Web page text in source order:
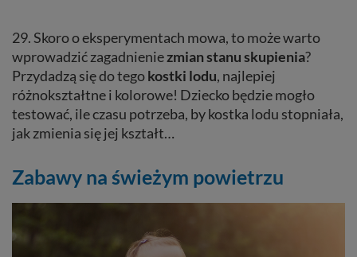
29. Skoro o eksperymentach mowa, to może warto
wprowadzić zagadnieniezmianstanuskupienia?
Przydadzą się do tegokostki lodu, najlepiej
różnokształtne i kolorowe! Dziecko będzie mogło
testować, ile czasu potrzeba, by kostka lodu stopniała,
jak zmienia się jej kształt…
Zabawy na świeżym powietrzu